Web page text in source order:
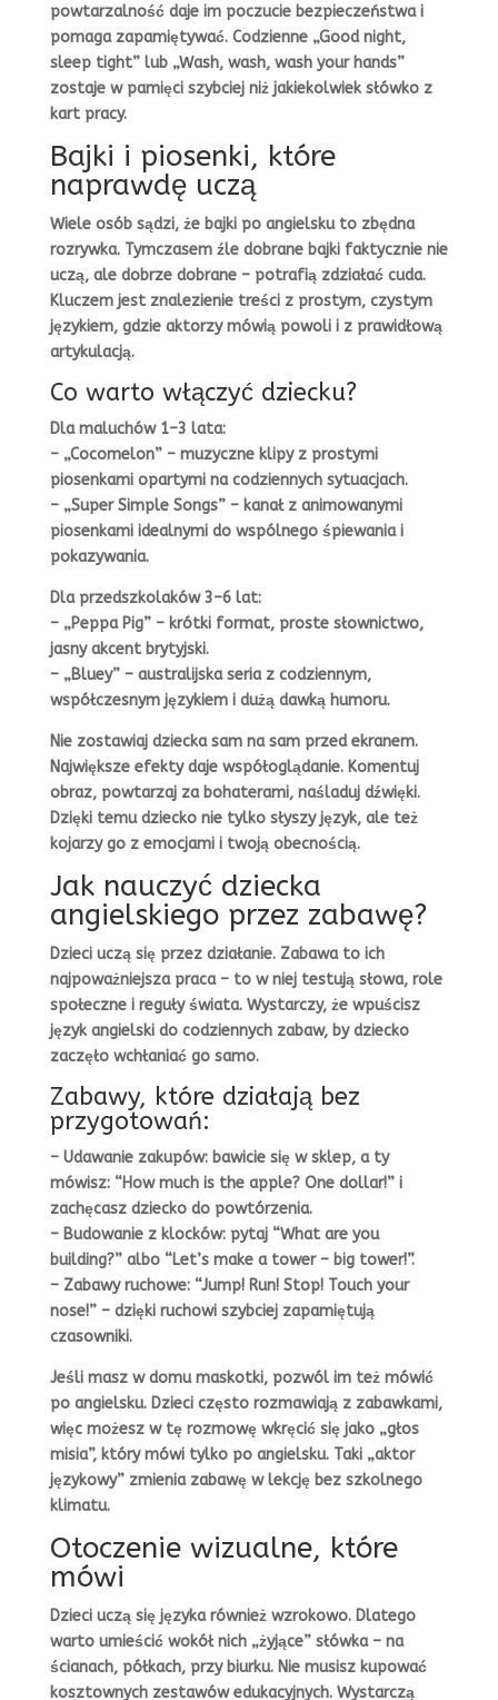
powtarzalność daje im poczucie bezpieczeństwa i
pomaga zapamiętywać. Codzienne „Good night,
sleep tight” lub „Wash, wash, wash your hands”
zostaje w pamięci szybciej niż jakiekolwiek słówko z
kart pracy.
Bajki i piosenki, które
naprawdę uczą
Wiele osób sądzi, że bajki po angielsku to zbędna
rozrywka. Tymczasem źle dobrane bajki faktycznie nie
uczą, ale dobrze dobrane – potrafią zdziałać cuda.
Kluczem jest znalezienie treści z prostym, czystym
językiem, gdzie aktorzy mówią powoli i z prawidłową
artykulacją.
Co warto włączyć dziecku?
Dla maluchów 1–3 lata:
– „Cocomelon” – muzyczne klipy z prostymi
piosenkami opartymi na codziennych sytuacjach.
– „Super Simple Songs” – kanał z animowanymi
piosenkami idealnymi do wspólnego śpiewania i
pokazywania.
Dla przedszkolaków 3–6 lat:
– „Peppa Pig” – krótki format, proste słownictwo,
jasny akcent brytyjski.
– „Bluey” – australijska seria z codziennym,
współczesnym językiem i dużą dawką humoru.
Nie zostawiaj dziecka sam na sam przed ekranem.
Największe efekty daje współoglądanie. Komentuj
obraz, powtarzaj za bohaterami, naśladuj dźwięki.
Dzięki temu dziecko nie tylko słyszy język, ale też
kojarzy go z emocjami i twoją obecnością.
Jak nauczyć dziecka
angielskiego przez zabawę?
Dzieci uczą się przez działanie. Zabawa to ich
najpoważniejsza praca – to w niej testują słowa, role
społeczne i reguły świata. Wystarczy, że wpuścisz
język angielski do codziennych zabaw, by dziecko
zaczęło wchłaniać go samo.
Zabawy, które działają bez
przygotowań:
– Udawanie zakupów: bawicie się w sklep, a ty
mówisz: “How much is the apple? One dollar!” i
zachęcasz dziecko do powtórzenia.
– Budowanie z klocków: pytaj “What are you
building?” albo “Let’s make a tower – big tower!”.
– Zabawy ruchowe: “Jump! Run! Stop! Touch your
nose!” – dzięki ruchowi szybciej zapamiętują
czasowniki.
Jeśli masz w domu maskotki, pozwól im też mówić
po angielsku. Dzieci często rozmawiają z zabawkami,
więc możesz w tę rozmowę wkręcić się jako „głos
misia”, który mówi tylko po angielsku. Taki „aktor
językowy” zmienia zabawę w lekcję bez szkolnego
klimatu.
Otoczenie wizualne, które
mówi
Dzieci uczą się języka również wzrokowo. Dlatego
warto umieścić wokół nich „żyjące” słówka – na
ścianach, półkach, przy biurku. Nie musisz kupować
kosztownych zestawów edukacyjnych. Wystarczą